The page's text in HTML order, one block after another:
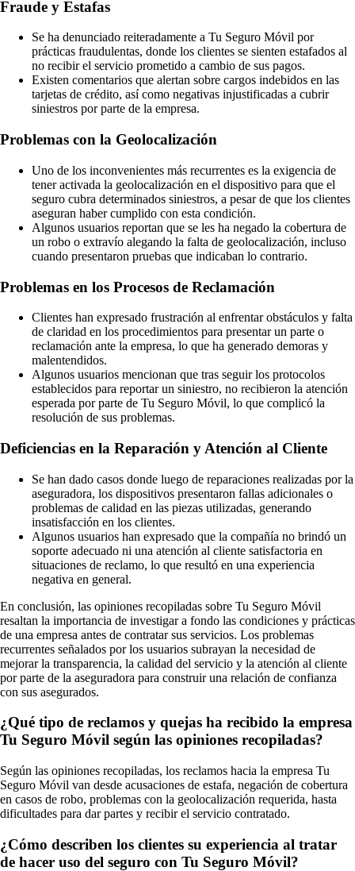
Fraude y Estafas
Se ha denunciado reiteradamente a Tu Seguro Móvil por
prácticas fraudulentas, donde los clientes se sienten estafados al
no recibir el servicio prometido a cambio de sus pagos.
Existen comentarios que alertan sobre cargos indebidos en las
tarjetas de crédito, así como negativas injustificadas a cubrir
siniestros por parte de la empresa.
Problemas con la Geolocalización
Uno de los inconvenientes más recurrentes es la exigencia de
tener activada la geolocalización en el dispositivo para que el
seguro cubra determinados siniestros, a pesar de que los clientes
aseguran haber cumplido con esta condición.
Algunos usuarios reportan que se les ha negado la cobertura de
un robo o extravío alegando la falta de geolocalización, incluso
cuando presentaron pruebas que indicaban lo contrario.
Problemas en los Procesos de Reclamación
Clientes han expresado frustración al enfrentar obstáculos y falta
de claridad en los procedimientos para presentar un parte o
reclamación ante la empresa, lo que ha generado demoras y
malentendidos.
Algunos usuarios mencionan que tras seguir los protocolos
establecidos para reportar un siniestro, no recibieron la atención
esperada por parte de Tu Seguro Móvil, lo que complicó la
resolución de sus problemas.
Deficiencias en la Reparación y Atención al Cliente
Se han dado casos donde luego de reparaciones realizadas por la
aseguradora, los dispositivos presentaron fallas adicionales o
problemas de calidad en las piezas utilizadas, generando
insatisfacción en los clientes.
Algunos usuarios han expresado que la compañía no brindó un
soporte adecuado ni una atención al cliente satisfactoria en
situaciones de reclamo, lo que resultó en una experiencia
negativa en general.
En conclusión, las opiniones recopiladas sobre Tu Seguro Móvil
resaltan la importancia de investigar a fondo las condiciones y prácticas
de una empresa antes de contratar sus servicios. Los problemas
recurrentes señalados por los usuarios subrayan la necesidad de
mejorar la transparencia, la calidad del servicio y la atención al cliente
por parte de la aseguradora para construir una relación de confianza
con sus asegurados.
¿Qué tipo de reclamos y quejas ha recibido la empresa
Tu Seguro Móvil según las opiniones recopiladas?
Según las opiniones recopiladas, los reclamos hacia la empresa Tu
Seguro Móvil van desde acusaciones de estafa, negación de cobertura
en casos de robo, problemas con la geolocalización requerida, hasta
dificultades para dar partes y recibir el servicio contratado.
¿Cómo describen los clientes su experiencia al tratar
de hacer uso del seguro con Tu Seguro Móvil?